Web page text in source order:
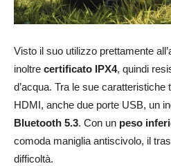
Visto il suo utilizzo prettamente
inoltre certificato IPX4, quindi
d’acqua. Tra le sue
HDMI, anche due porte USB, un
Bluetooth 5.3. Con un peso
comoda maniglia antiscivolo, il
difficoltà.